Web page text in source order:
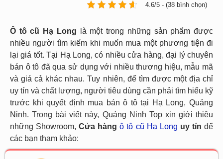
4.6/5 - (38 bình chọn)
Ô tô cũ Hạ Long là một trong những sản phẩm được
nhiều người tìm kiếm khi muốn mua một phương tiện đi
lại giá tốt. Tại Hạ Long, có nhiều cửa hàng, đại lý chuyên
bán ô tô đã qua sử dụng với nhiều thương hiệu, mẫu mã
và giá cả khác nhau. Tuy nhiên, để tìm được một địa chỉ
uy tín và chất lượng, người tiêu dùng cần phải tìm hiểu kỹ
trước khi quyết định mua bán ô tô tại Hạ Long, Quảng
Ninh. Trong bài viết này, Quảng Ninh Top xin giới thiệu
những Showroom, Cửa hàngô tô cũ Hạ Long uy tín để
các bạn tham khảo: